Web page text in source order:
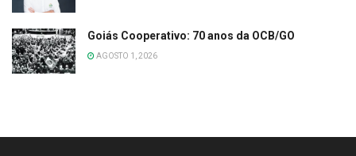
Goiás Cooperativo: 70 anos da OCB/GO
AGOSTO 1, 2026